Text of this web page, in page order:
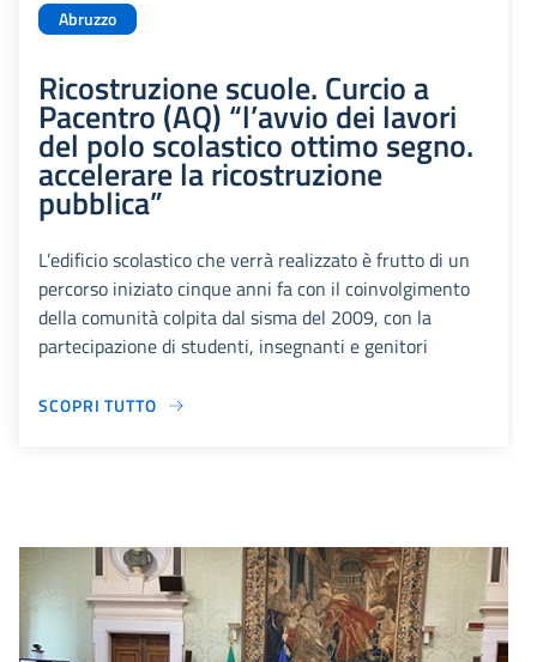
Abruzzo
Ricostruzione scuole. Curcio a
Pacentro (AQ) “l’avvio dei lavori
del polo scolastico ottimo segno.
accelerare la ricostruzione
pubblica”
L’edificio scolastico che verrà realizzato è frutto di un
percorso iniziato cinque anni fa con il coinvolgimento
della comunità colpita dal sisma del 2009, con la
partecipazione di studenti, insegnanti e genitori
SCOPRI TUTTO